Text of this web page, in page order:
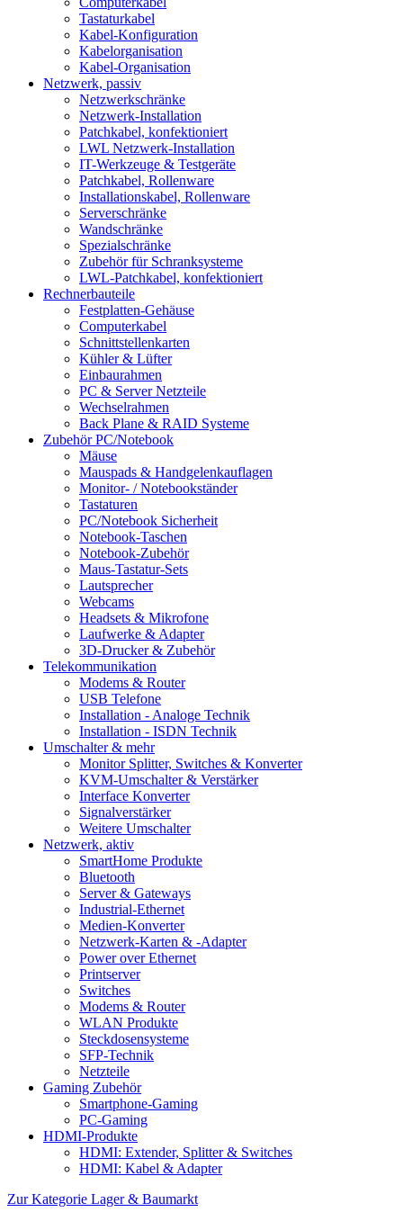
Tastaturkabel
Kabel-Konfiguration
Kabelorganisation
Kabel-Organisation
Netzwerk, passiv
Netzwerkschränke
Netzwerk-Installation
Patchkabel, konfektioniert
LWL Netzwerk-Installation
IT-Werkzeuge & Testgeräte
Patchkabel, Rollenware
Installationskabel, Rollenware
Serverschränke
Wandschränke
Spezialschränke
Zubehör für Schranksysteme
LWL-Patchkabel, konfektioniert
Rechnerbauteile
Festplatten-Gehäuse
Computerkabel
Schnittstellenkarten
Kühler & Lüfter
Einbaurahmen
PC & Server Netzteile
Wechselrahmen
Back Plane & RAID Systeme
Zubehör PC/Notebook
Mäuse
Mauspads & Handgelenkauflagen
Monitor- / Notebookständer
Tastaturen
PC/Notebook Sicherheit
Notebook-Taschen
Notebook-Zubehör
Maus-Tastatur-Sets
Lautsprecher
Webcams
Headsets & Mikrofone
Laufwerke & Adapter
3D-Drucker & Zubehör
Telekommunikation
Modems & Router
USB Telefone
Installation - Analoge Technik
Installation - ISDN Technik
Umschalter & mehr
Monitor Splitter, Switches & Konverter
KVM-Umschalter & Verstärker
Interface Konverter
Signalverstärker
Weitere Umschalter
Netzwerk, aktiv
SmartHome Produkte
Bluetooth
Server & Gateways
Industrial-Ethernet
Medien-Konverter
Netzwerk-Karten & -Adapter
Power over Ethernet
Printserver
Switches
Modems & Router
WLAN Produkte
Steckdosensysteme
SFP-Technik
Netzteile
Gaming Zubehör
Smartphone-Gaming
PC-Gaming
HDMI-Produkte
HDMI: Extender, Splitter & Switches
HDMI: Kabel & Adapter
Zur Kategorie Lager & Baumarkt